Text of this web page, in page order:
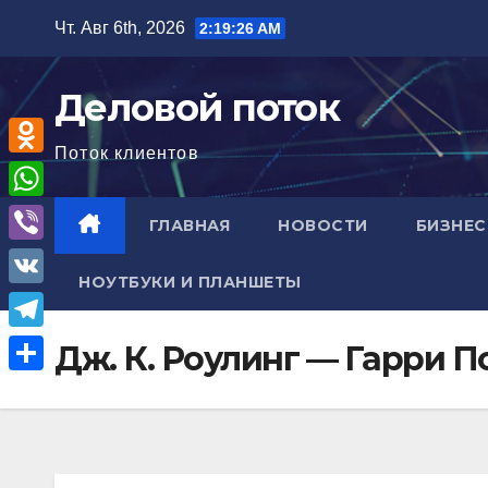
содержимому
Чт. Авг 6th, 2026 2:19:27 AM
Деловой поток
Поток клиентов
ГЛАВНАЯ НОВОСТИ
НОУТБУКИ И ПЛАНШЕТЫ
Дж. К. Роулинг — Гарри
O
d
n
o
k
l
s
W
h
a
s
V
i
b
e
V
K
T
l